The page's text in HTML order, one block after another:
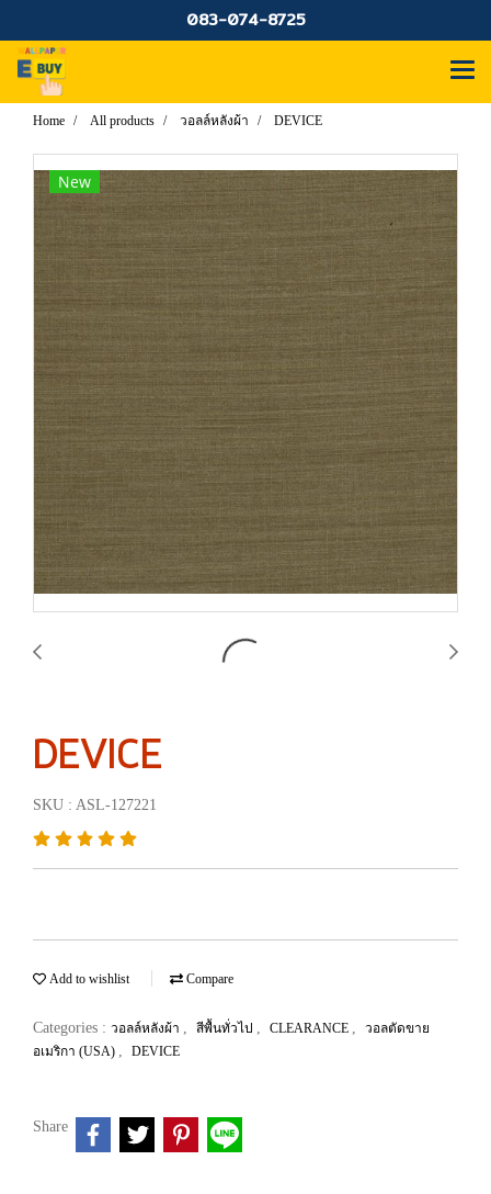
083-074-8725
Home All products วอลล์หลังผ้า DEVICE
New
DEVICE
SKU : ASL-127221
Add to wishlist Compare
Categories : วอลล์หลังผ้า , สีพื้นทั่วไป , CLEARANCE ,
วอลตัดขาย
อเมริกา (USA) , DEVICE
Share